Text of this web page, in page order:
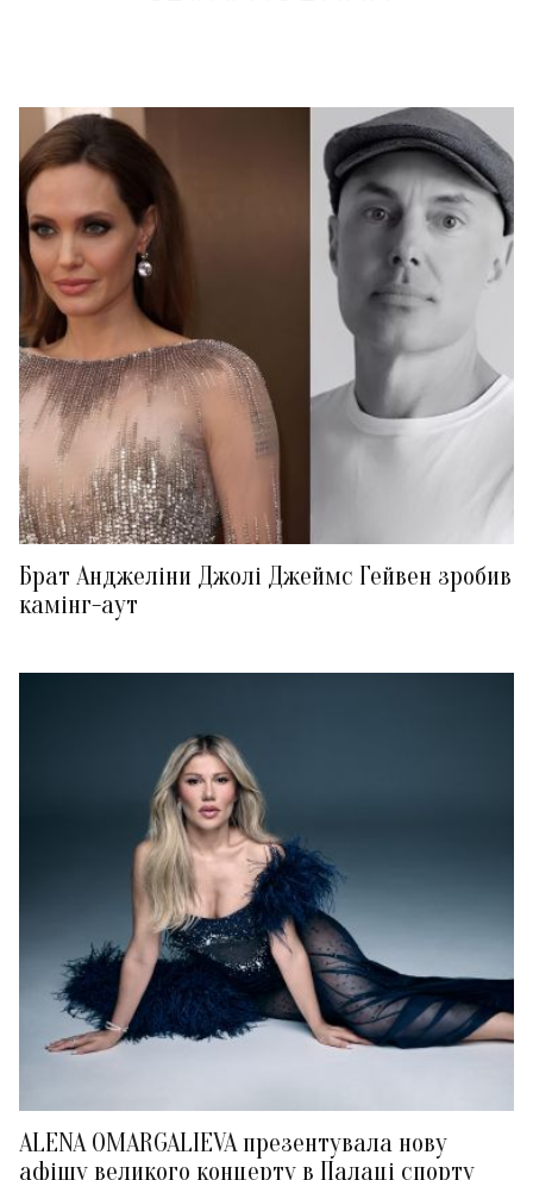
Брат Анджеліни Джолі Джеймс Гейвен зробив
камінг-аут
ALENA OMARGALIEVA презентувала нову
афішу великого концерту в Палаці спорту